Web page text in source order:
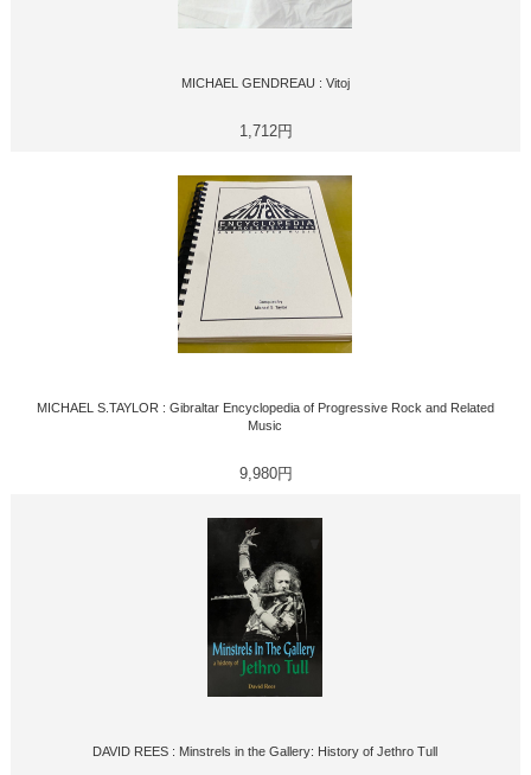
MICHAEL GENDREAU : Vitoj
1,712円
MICHAEL S.TAYLOR : Gibraltar Encyclopedia of Progressive Rock and Related
Music
9,980円
DAVID REES : Minstrels in the Gallery: History of Jethro Tull